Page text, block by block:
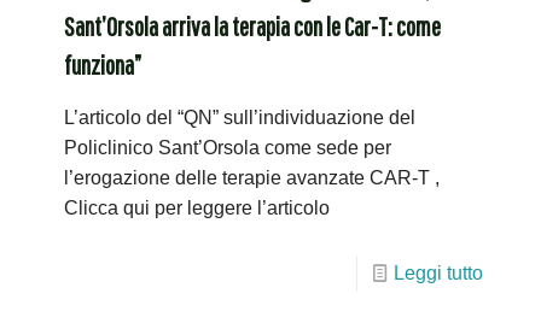
Sant’Orsola arriva la terapia con le Car-T: come
funziona”
L’articolo del “QN” sull’individuazione del
Policlinico Sant’Orsola come sede per
l’erogazione delle terapie avanzate CAR-T ,
Clicca qui per leggere l’articolo
Leggi tutto